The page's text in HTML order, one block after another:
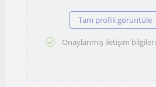
Tam profili görüntüle
Onaylanmış iletişim bilgileri